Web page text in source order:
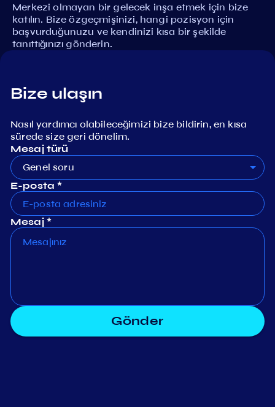
Merkezi olmayan bir gelecek inşa etmek için bize
katılın. Bize özgeçmişinizi, hangi pozisyon için
başvurduğunuzu ve kendinizi kısa bir şekilde
tanıttığınızı gönderin.
Bize ulaşın
Nasıl yardımcı olabileceğimizi bize bildirin, en kısa
sürede size geri dönelim.
Mesaj türü
Genel soru
E-posta *
Mesaj *
Gönder